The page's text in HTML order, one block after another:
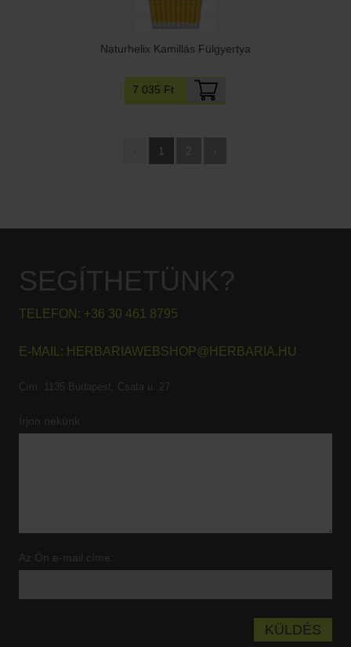
Naturhelix Kamillás Fülgyertya
7 035 Ft
1
SEGÍTHETÜNK?
TELEFON: +36 30 461 8795
E-MAIL: HERBARIAWEBSHOP@HERBARIA.HU
Cím: 1135 Budapest, Csata u. 27.
Írjon nekünk
Az Ön e-mail címe: